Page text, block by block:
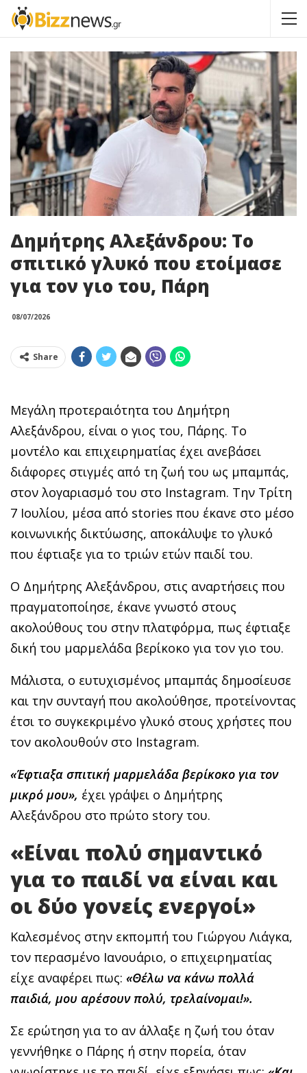
Δημήτρης Αλεξάνδρου: Το
σπιτικό γλυκό που ετοίμασε
για τον γιο του, Πάρη
08/07/2026
Share
Μεγάλη προτεραιότητα του Δημήτρη
Αλεξάνδρου, είναι ο γιος του, Πάρης. Το
μοντέλο και επιχειρηματίας έχει ανεβάσει
διάφορες στιγμές από τη ζωή του ως μπαμπάς,
στον λογαριασμό του στο Instagram. Την Τρίτη
7 Ιουλίου, μέσα από stories που έκανε στο μέσο
κοινωνικής δικτύωσης, αποκάλυψε το γλυκό
που έφτιαξε για το τριών ετών παιδί του.
Ο Δημήτρης Αλεξάνδρου, στις αναρτήσεις που
πραγματοποίησε, έκανε γνωστό στους
ακολούθους του στην πλατφόρμα, πως έφτιαξε
δική του μαρμελάδα βερίκοκο για τον γιο του.
Μάλιστα, ο ευτυχισμένος μπαμπάς δημοσίευσε
και την συνταγή που ακολούθησε, προτείνοντας
έτσι το συγκεκριμένο γλυκό στους χρήστες που
τον ακολουθούν στο Instagram.
«Έφτιαξα σπιτική μαρμελάδα βερίκοκο για τον
μικρό μου», έχει γράψει ο Δημήτρης
Αλεξάνδρου στο πρώτο story του.
«Είναι πολύ σημαντικό
για το παιδί να είναι και
οι δύο γονείς ενεργοί»
Καλεσμένος στην εκπομπή του Γιώργου Λιάγκα,
τον περασμένο Ιανουάριο, ο επιχειρηματίας
είχε αναφέρει πως: «Θέλω να κάνω πολλά
παιδιά, μου αρέσουν πολύ, τρελαίνομαι!».
Σε ερώτηση για το αν άλλαξε η ζωή του όταν
γεννήθηκε ο Πάρης ή στην πορεία, όταν